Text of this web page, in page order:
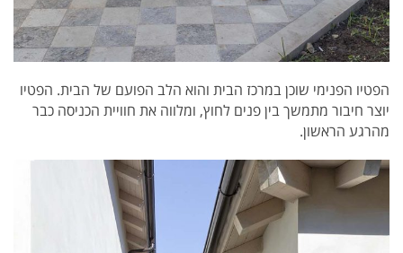
הפטיו הפנימי שוכן במרכז הבית והוא הלב הפועם של הבית. הפטיו
יוצר חיבור מתמשך בין פנים לחוץ, ומלווה את חוויית הכניסה כבר
מהרגע הראשון.